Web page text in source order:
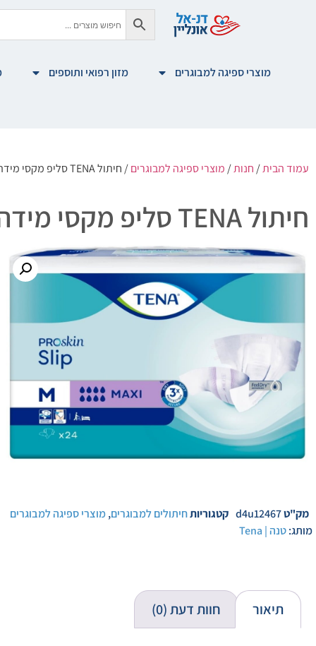
מוצרי ספיגה למבוגרים מזון רפואי ותוספים
עמוד הבית/ חנות/ מוצרי ספיגה למבוגרים/ חיתול TENA סליפ מקסי מידה מדיום
חיתול TENA סליפ מקסי מידה מדיום
מק"טd4u12467 קטגוריותחיתולים למבוגרים,מוצרי ספיגה למבוגרים
מותג:טנה | Tena
תיאור חוות דעת (0)